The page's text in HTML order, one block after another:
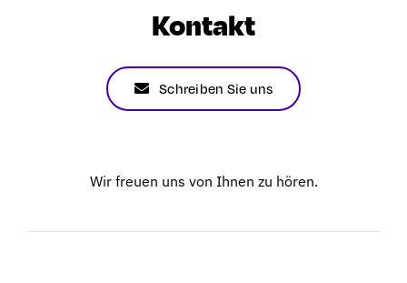
Kontakt
Schreiben Sie uns
Wir freuen uns von Ihnen zu hören.